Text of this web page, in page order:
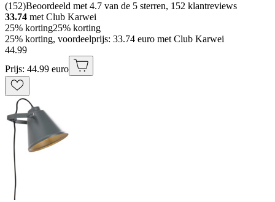
(152)Beoordeeld met 4.7 van de 5 sterren, 152 klantreviews
33.74 met Club Karwei
25% korting25% korting
25% korting, voordeelprijs: 33.74 euro met Club Karwei
44.99
Prijs: 44.99 euro